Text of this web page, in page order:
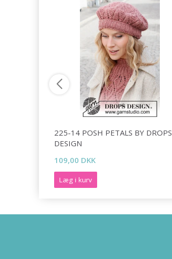
225-14 POSH PETALS BY DROPS
DESIGN
109,00 DKK
Læg i kurv